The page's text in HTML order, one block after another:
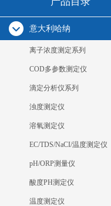
意大利哈纳
离子浓度测定系列
COD多参数测定仪
滴定分析仪系列
浊度测定仪
溶氧测定仪
EC/TDS/NaCI/温度测定仪
pH/ORP测量仪
酸度PH测定仪
温度测定仪